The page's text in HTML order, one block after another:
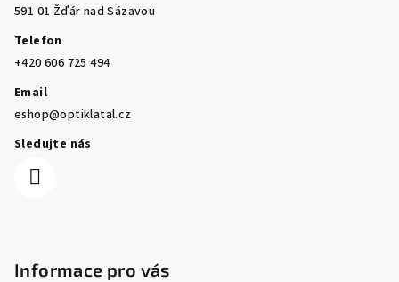
591 01 Žďár nad Sázavou
Telefon
+420 606 725 494
Email
eshop@optiklatal.cz
Sledujte nás
Informace pro vás